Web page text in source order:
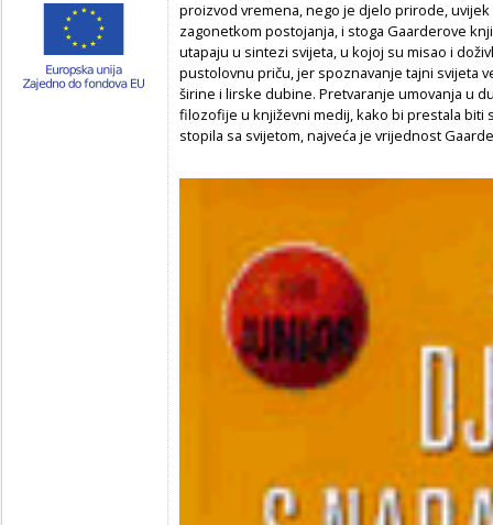
proizvod vremena, nego je djelo prirode,
zagonetkom postojanja, i stoga Gaarderove
utapaju u sintezi svijeta, u kojoj su misao i
pustolovnu priču, jer spoznavanje tajni svijeta
širine i lirske dubine. Pretvaranje umovanja u
filozofije u književni medij, kako bi prestala biti
stopila sa svijetom, najveća je vrijednost